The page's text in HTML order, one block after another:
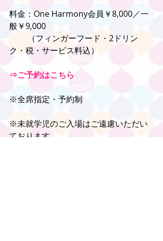
料金：One Harmony会員￥8,000／一
般￥9,000
（フィンガーフード・2ドリン
ク・税・サービス料込）
⇒ご予約はこちら
※全席指定・予約制
※未就学児のご入場はご遠慮いただい
ております。